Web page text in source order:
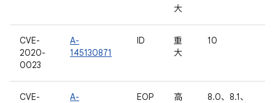
大
CVE-
2020-
0023
A-
145130871
ID
重
大
10
CVE-
A-
EOP 高
8.0、8.1、